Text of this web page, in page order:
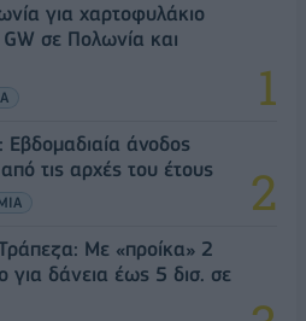
για χαρτοφυλάκιο
σε Πολωνία και
Εβδομαδιαία άνοδος
τις αρχές του έτους
Με «προίκα» 2
για δάνεια έως 5 δισ. σε